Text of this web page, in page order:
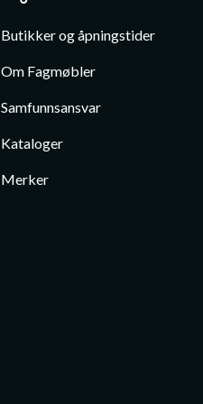
Butikker og åpningstider
Om Fagmøbler
Samfunnsansvar
Kataloger
Merker